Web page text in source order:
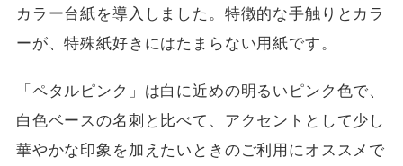
カラー台紙を導入しました。特徴的な手触りとカラ
ーが、特殊紙好きにはたまらない用紙です。
「ペタルピンク」は白に近めの明るいピンク色で、
白色ベースの名刺と比べて、アクセントとして少し
華やかな印象を加えたいときのご利用にオススメで